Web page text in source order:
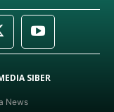
SIBER
News